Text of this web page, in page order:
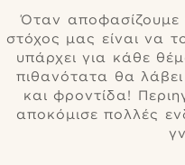
Όταν
στόχος μας είναι να
υπάρχει για κάθε
πιθανότατα θα
και φροντίδα!
αποκόμισε πολλές